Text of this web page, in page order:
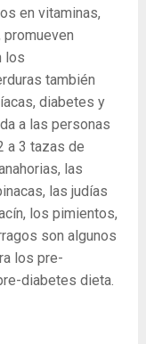
en vitaminas,
los
también
diabetes y
a las personas
a 3 tazas de
las
las judías
los pimientos,
son algunos
los pre-
diabetes dieta.